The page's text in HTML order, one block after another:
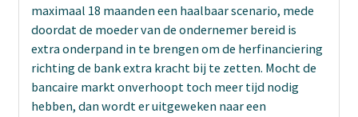
maximaal 18 maanden een haalbaar scenario, mede
doordat de moeder van de ondernemer bereid is
extra onderpand in te brengen om de herfinanciering
richting de bank extra kracht bij te zetten. Mocht de
bancaire markt onverhoopt toch meer tijd nodig
hebben, dan wordt er uitgeweken naar een